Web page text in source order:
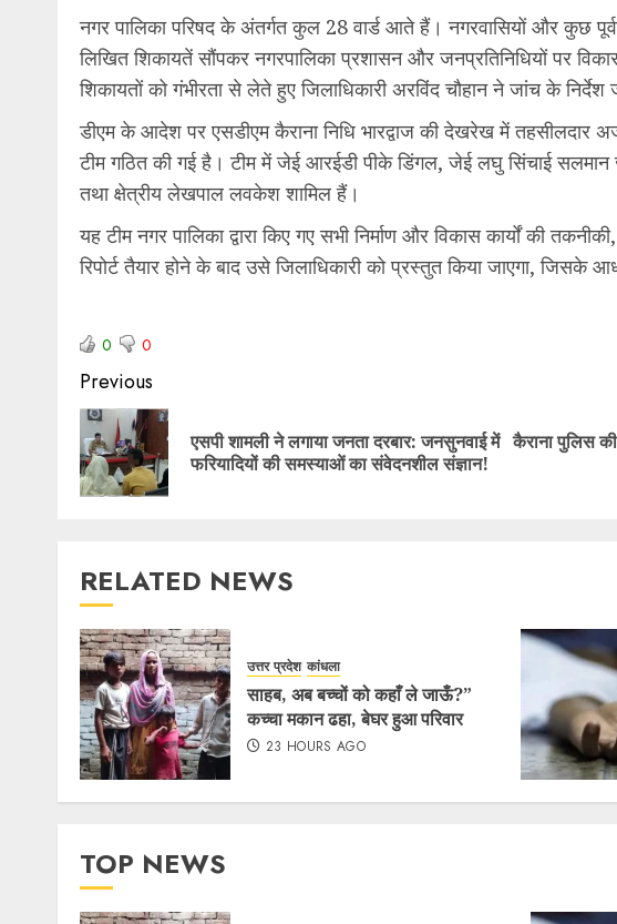
नगर पालिका परिषद के अंतर्गत कुल 28 वार्ड आते हैं। नगरवासियों और कुछ
लिखित शिकायतें सौंपकर नगरपालिका प्रशासन और जनप्रतिनिधियों पर
शिकायतों को गंभीरता से लेते हुए जिलाधिकारी अरविंद चौहान ने जांच के निर्देश
डीएम के आदेश पर एसडीएम कैराना निधि भारद्वाज की देखरेख में तहसीलदार
टीम गठित की गई है। टीम में जेई आरईडी पीके डिंगल, जेई लघु सिंचाई सलमान
तथा क्षेत्रीय लेखपाल लवकेश शामिल हैं।
यह टीम नगर पालिका द्वारा किए गए सभी निर्माण और विकास कार्यों की
रिपोर्ट तैयार होने के बाद उसे जिलाधिकारी को प्रस्तुत किया जाएगा, जिसके
0 0
Previous
एसपी शामली ने लगाया जनता दरबार: जनसुनवाई में
फरियादियों की समस्याओं का संवेदनशील संज्ञान!
कैराना पुलिस
RELATED NEWS
उत्तर प्रदेश कांधला
साहब, अब बच्चों को कहाँ ले जाऊँ?”
कच्चा मकान ढहा, बेघर हुआ परिवार
23 HOURS AGO
TOP NEWS